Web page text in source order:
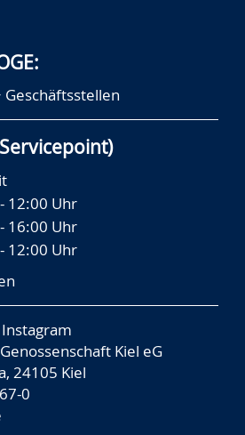
Geschäftsstellen
12:00 Uhr
16:00 Uhr
12:00 Uhr
Instagram
Kiel eG
24105 Kiel
0